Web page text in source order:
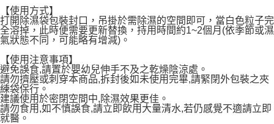
【使用方式】
打開除濕袋包裝封口，吊掛於需除濕的空間即可，當白色粒子完
全溶掉，此時便需要更新替換，持用時間約1~2個月(依季節或濕
氣狀態不同，可能略有增減)。
【使用注意事項】
避免誤食,請置於嬰幼兒伸手不及之乾燥陰涼處。
請勿擠壓或刺穿本商品,拆封後如未使用完畢,請緊閉外包裝之夾
練袋保行。
建議使用於密閉空間中,除濕效果更佳。
請勿食用,如不慎誤食,請立即飲用大量清水,若仍感覺不適請立即
就醫。